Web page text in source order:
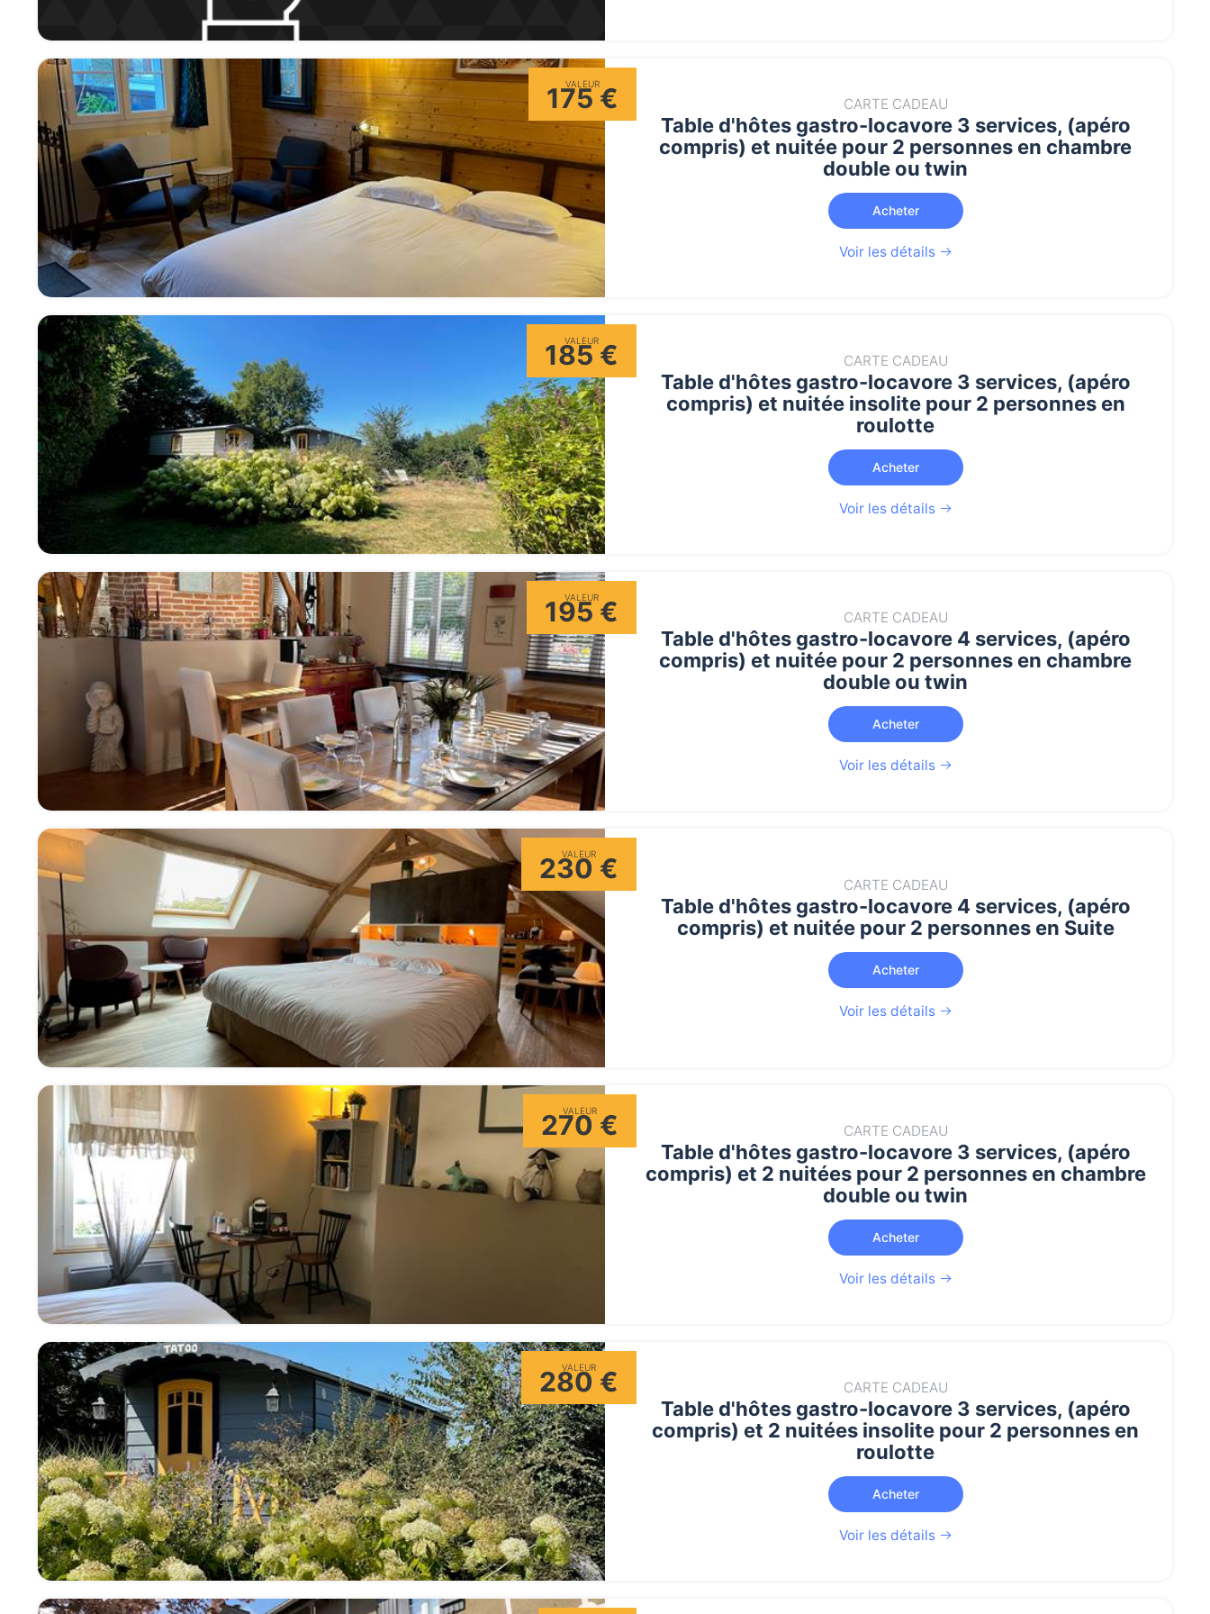
VALEUR
175 € CARTE CADEAU
Table d'hôtes gastro-locavore 3 services, (apéro
compris) et nuitée pour 2 personnes en chambre
double ou twin
Acheter
Voir les détails
VALEUR
185 € CARTE CADEAU
Table d'hôtes gastro-locavore 3 services, (apéro
compris) et nuitée insolite pour 2 personnes en
roulotte
Acheter
Voir les détails
VALEUR
195 € CARTE CADEAU
Table d'hôtes gastro-locavore 4 services, (apéro
compris) et nuitée pour 2 personnes en chambre
double ou twin
Acheter
Voir les détails
VALEUR
230 € CARTE CADEAU
Table d'hôtes gastro-locavore 4 services, (apéro
compris) et nuitée pour 2 personnes en Suite
Acheter
Voir les détails
VALEUR
270 € CARTE CADEAU
Table d'hôtes gastro-locavore 3 services, (apéro
compris) et 2 nuitées pour 2 personnes en chambre
double ou twin
Acheter
Voir les détails
VALEUR
280 € CARTE CADEAU
Table d'hôtes gastro-locavore 3 services, (apéro
compris) et 2 nuitées insolite pour 2 personnes en
roulotte
Acheter
Voir les détails